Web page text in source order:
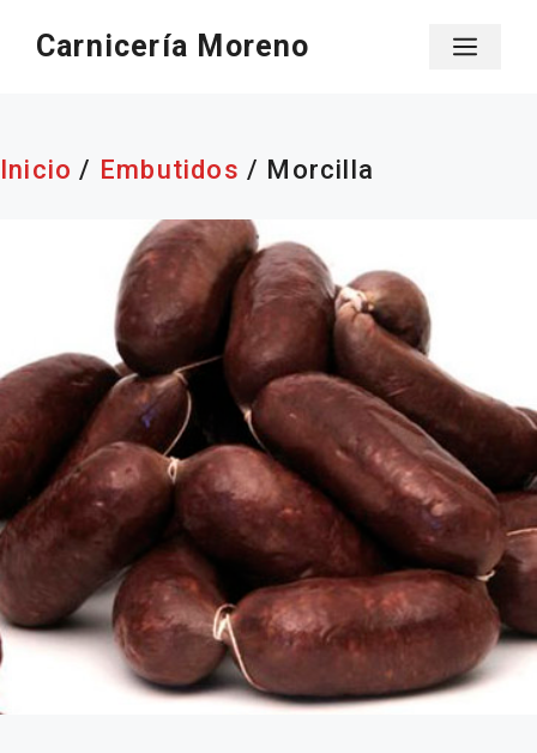
Carnicería Moreno
Inicio / Embutidos / Morcilla